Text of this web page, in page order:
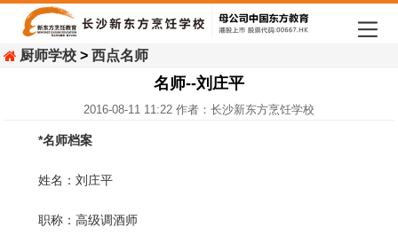
厨师学校 >西点名师
名师--刘庄平
2016-08-11 11:22 作者：长沙新东方烹饪学校
*名师档案
姓名：刘庄平
职称：高级调酒师